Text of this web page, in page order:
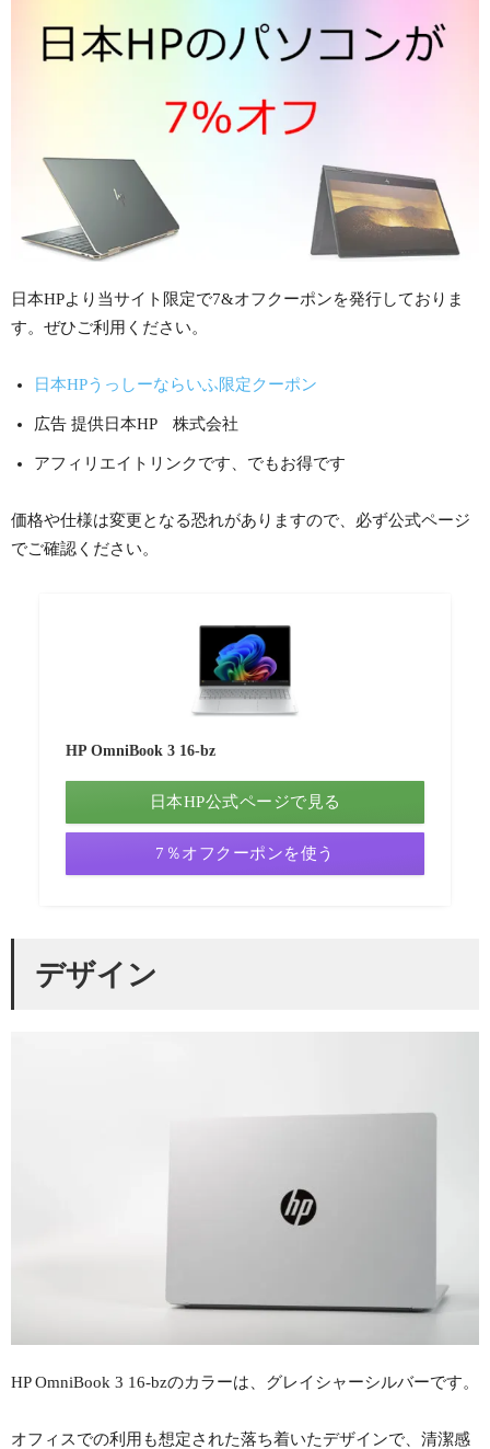
日本HPより当サイト限定で7&オフクーポンを発行しておりま
す。ぜひご利用ください。
日本HPうっしーならいふ限定クーポン
広告 提供日本HP 株式会社
アフィリエイトリンクです、でもお得です
価格や仕様は変更となる恐れがありますので、必ず公式ページ
でご確認ください。
HP OmniBook 3 16-bz
日本HP公式ページで見る
7％オフクーポンを使う
デザイン
HP OmniBook 3 16-bzのカラーは、グレイシャーシルバーです。
オフィスでの利用も想定された落ち着いたデザインで、清潔感